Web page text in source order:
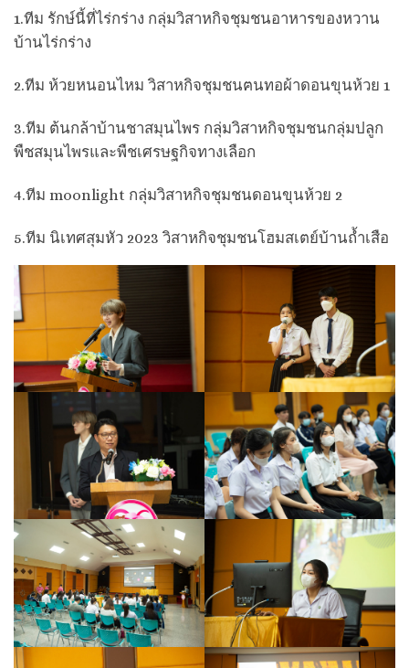
1.ทีม รักษ์นี้ที่ไร่กร่าง กลุ่มวิสาหกิจชุมชนอาหารของหวาน
บ้านไร่กร่าง
2.ทีม ห้วยหนอนไหม วิสาหกิจชุมชนฅนทอผ้าดอนขุนห้วย 1
3.ทีม ต้นกล้าบ้านชาสมุนไพร กลุ่มวิสาหกิจชุมชนกลุ่มปลูก
พืชสมุนไพรและพืชเศรษฐกิจทางเลือก
4.ทีม moonlight กลุ่มวิสาหกิจชุมชนดอนขุนห้วย 2
5.ทีม นิเทศสุมหัว 2023 วิสาหกิจชุมชนโฮมสเตย์บ้านถ้ำเสือ